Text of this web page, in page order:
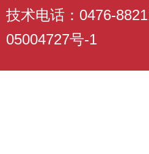
技术电话：0476-
05004727号-1